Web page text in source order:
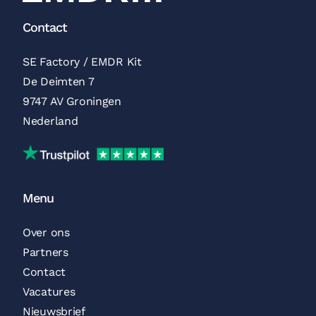
Contact
SE Factory / EMDR Kit
De Deimten 7
9747 AV Groningen
Nederland
Beoordelingen Trustpilot
Menu
Over ons
Partners
Contact
Vacatures
Nieuwsbrief